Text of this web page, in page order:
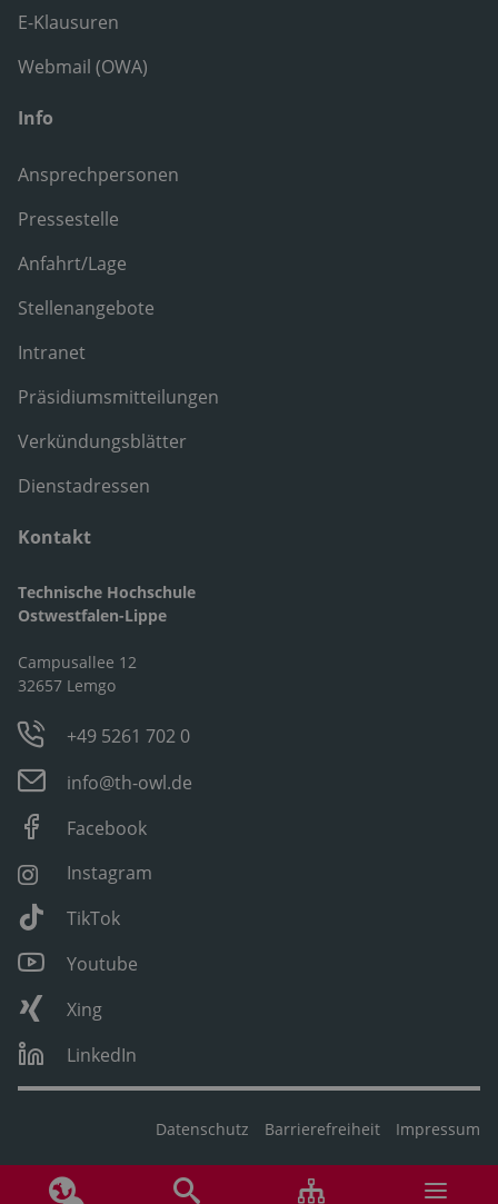
E-Klausuren
Webmail (OWA)
Info
Ansprechpersonen
Pressestelle
Anfahrt/Lage
Stellenangebote
Intranet
Präsidiumsmitteilungen
Verkündungsblätter
Dienstadressen
Kontakt
Technische Hochschule
Ostwestfalen-Lippe
Campusallee 12
32657 Lemgo
+49 5261 702 0
info@th-owl.de
Facebook
Instagram
TikTok
Youtube
Xing
LinkedIn
Datenschutz Barrierefreiheit Impressum